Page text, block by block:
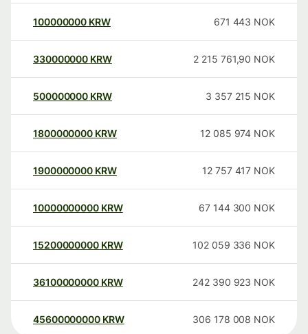
100000000 KRW 671 443 NOK
330000000 KRW 2 215 761,90 NOK
500000000 KRW 3 357 215 NOK
1800000000 KRW 12 085 974 NOK
1900000000 KRW 12 757 417 NOK
10000000000 KRW 67 144 300 NOK
15200000000 KRW 102 059 336 NOK
36100000000 KRW 242 390 923 NOK
45600000000 KRW 306 178 008 NOK